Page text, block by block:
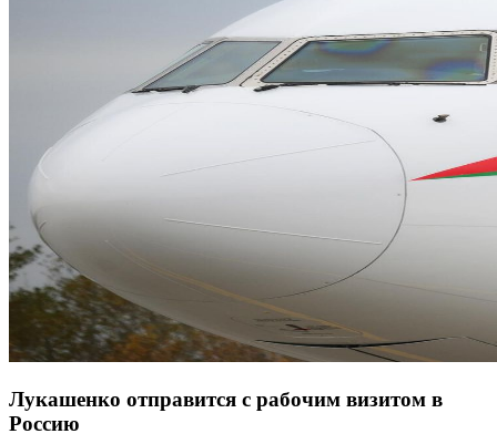
Лукашенко отправится с рабочим визитом в
Россию